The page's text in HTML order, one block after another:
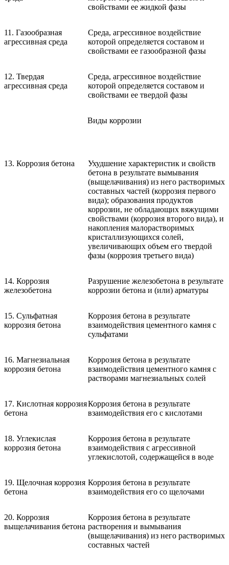
свойствами ее жидкой фазы
11. Газообразная
агрессивная среда
Среда, агрессивное воздействие
которой определяется составом и
свойствами ее газообразной фазы
12. Твердая
агрессивная среда
Среда, агрессивное воздействие
которой определяется составом и
свойствами ее твердой фазы
Виды коррозии
13. Коррозия бетона
Ухудшение характеристик и свойств
бетона в результате вымывания
(выщелачивания) из него растворимых
составных частей (коррозия первого
вида); образования продуктов
коррозии, не обладающих вяжущими
свойствами (коррозия второго вида), и
накопления малорастворимых
кристаллизующихся солей,
увеличивающих объем его твердой
фазы (коррозия третьего вида)
14. Коррозия
железобетона
Разрушение железобетона в результате
коррозии бетона и (или) арматуры
15. Сульфатная
коррозия бетона
Коррозия бетона в результате
взаимодействия цементного камня с
сульфатами
16. Магнезиальная
коррозия бетона
Коррозия бетона в результате
взаимодействия цементного камня с
растворами магнезиальных солей
17. Кислотная коррозия
бетона
Коррозия бетона в результате
взаимодействия его с кислотами
18. Углекислая
коррозия бетона
Коррозия бетона в результате
взаимодействия с агрессивной
углекислотой, содержащейся в воде
19. Щелочная коррозия
бетона
Коррозия бетона в результате
взаимодействия его со щелочами
20. Коррозия
выщелачивания бетона
Коррозия бетона в результате
растворения и вымывания
(выщелачивания) из него растворимых
составных частей